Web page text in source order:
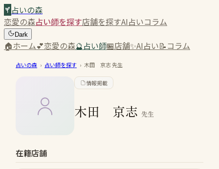
占いの森
恋愛の森占い師を探す店舗を探すAI占いコラム
Dark
🏠ホーム💕恋愛の森🔮占い師🏪店舗✨AI占い📝コラム
占いの森 › 占い師を探す › 木田 京志先生
情報掲載
木田 京志 先生
在籍店舗